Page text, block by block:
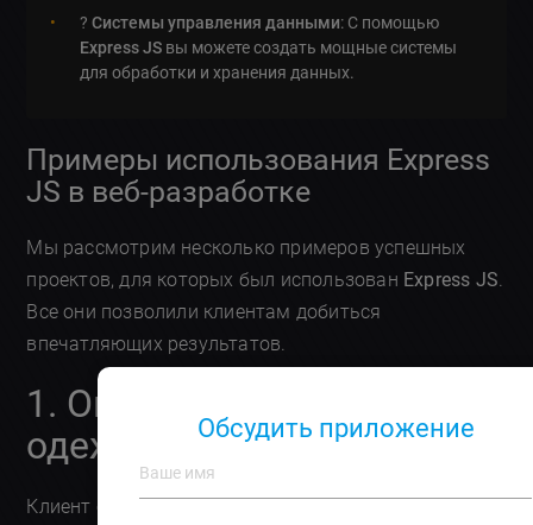
?Системы управления данными: С помощью
Express JS вы можете создать мощные системы
для обработки и хранения данных.
Примеры использования Express
JS в веб-разработке
Мы рассмотрим несколько примеров успешных
проектов, для которых был использован Express JS.
Все они позволили клиентам добиться
впечатляющих результатов.
1. Онлайн-магазин
одежды
Клиент обратился к нам с просьбой создать
Обсудить приложение